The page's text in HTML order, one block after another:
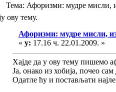
Тема: Афоризми: мудре мисли,
ову тему.
Афоризми: мудре мисли,
« у: 17.16 ч. 22.01.2009. »
Хајде да у ову тему пишемо
Ја, онако из хобија, почео
Одатле ћу и постављати